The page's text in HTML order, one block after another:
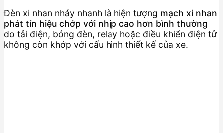
Đèn xi nhan nháy nhanh là hiện tượng mạch xi nhan
phát tín hiệu chớp với nhịp cao hơn bình thường
do tải điện, bóng đèn, relay hoặc điều khiển điện tử
không còn khớp với cấu hình thiết kế của xe.